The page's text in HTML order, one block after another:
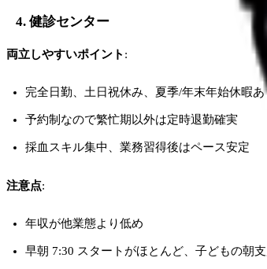
4. 健診センター
両立しやすいポイント :
完全日勤、土日祝休み、夏季/年末年始休暇あ
予約制なので繁忙期以外は定時退勤確実
採血スキル集中、業務習得後はペース安定
注意点:
年収が他業態より低め
早朝 7:30 スタートがほとんど、子どもの朝